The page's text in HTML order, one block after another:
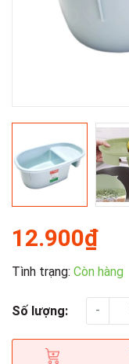
12.900₫
Tình trạng: Còn hàng
Số lượng: -